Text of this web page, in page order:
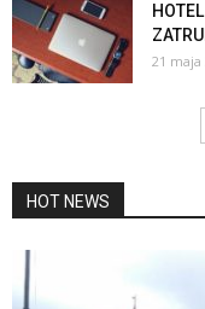
21 maja
HOT NEWS